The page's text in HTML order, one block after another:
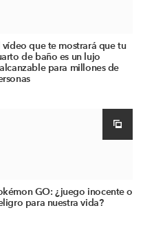
vídeo que te mostrará que tu
de baño es un lujo
para millones de
GO: ¿juego inocente o
para nuestra vida?